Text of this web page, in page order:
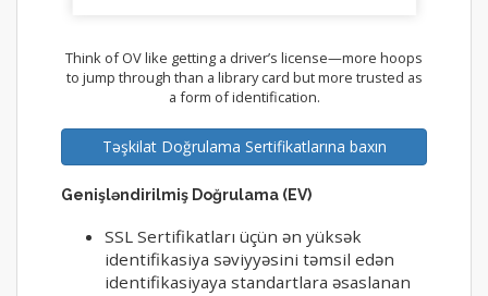
Think of OV like getting a driver’s license—more hoops
to jump through than a library card but more trusted as
a form of identification.
Təşkilat Doğrulama Sertifikatlarına baxın
Genişləndirilmiş Doğrulama (EV)
SSL Sertifikatları üçün ən yüksək
identifikasiya səviyyəsini təmsil edən
identifikasiyaya standartlara əsaslanan